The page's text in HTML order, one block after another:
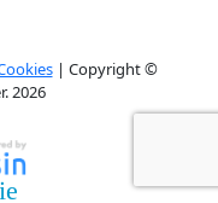
| Copyright ©
2026